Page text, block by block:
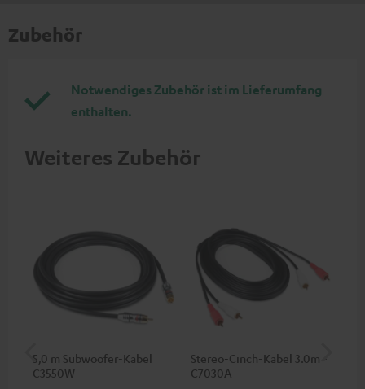
Zubehör
Notwendiges Zubehör ist im Lieferumfang
enthalten.
Weiteres Zubehör
5,0 m Subwoofer-Kabel
C3550W
Stereo-Cinch-Kabel 3.0m -
C7030A